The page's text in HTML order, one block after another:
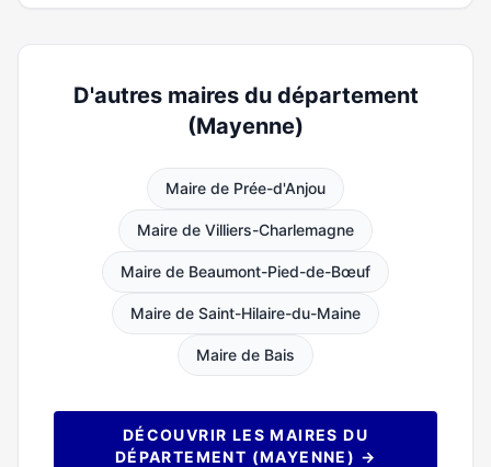
D'autres maires du département
(Mayenne)
Maire de Prée-d'Anjou
Maire de Villiers-Charlemagne
Maire de Beaumont-Pied-de-Bœuf
Maire de Saint-Hilaire-du-Maine
Maire de Bais
DÉCOUVRIR LES MAIRES DU
DÉPARTEMENT (MAYENNE) →